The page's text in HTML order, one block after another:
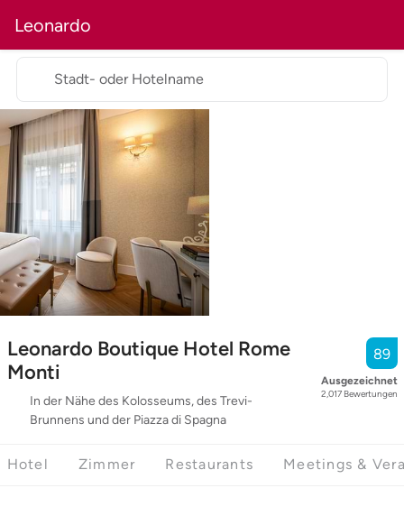
Leonardo
Leonardo Boutique Hotel Rome
Monti
In der Nähe des Kolosseums, des Trevi-
Brunnens und der Piazza di Spagna
89
Ausgezeichnet
2,017 Bewertungen
Stadt- oder Hotelname
Hotel Zimmer Restaurants Meetings &